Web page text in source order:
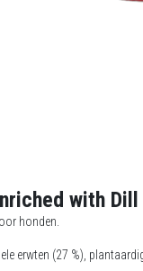
with Dill
honden.
erwten (27 %),